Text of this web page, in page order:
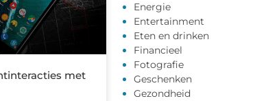
met
Energie
Entertainment
Eten en drinken
Financieel
Fotografie
Geschenken
Gezondheid